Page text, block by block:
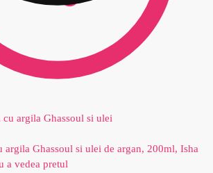
argila Ghassoul si ulei de argan, 200ml, Isha
a vedea pretul